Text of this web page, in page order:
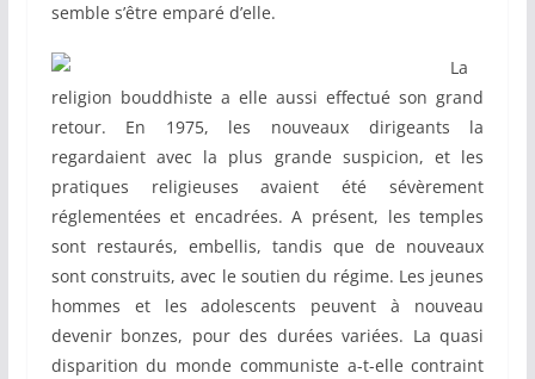
semble s’être emparé d’elle.
La
religion bouddhiste a elle aussi effectué son grand
retour. En 1975, les nouveaux dirigeants la
regardaient avec la plus grande suspicion, et les
pratiques religieuses avaient été sévèrement
réglementées et encadrées. A présent, les temples
sont restaurés, embellis, tandis que de nouveaux
sont construits, avec le soutien du régime. Les jeunes
hommes et les adolescents peuvent à nouveau
devenir bonzes, pour des durées variées. La quasi
disparition du monde communiste a-t-elle contraint